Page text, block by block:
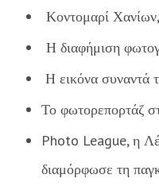
Κοντομαρί
Η διαφήμιση
Η εικόνα συναντά
Το φωτορεπορτάζ
Photo League, η
διαμόρφωσε τη